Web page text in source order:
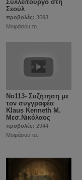
Συλλείτουργο στη
Σεούλ
προβολές: 3693
Μοιράσου το..
No113- Συζήτηση με
τον συγγραφέα
Klaus Kenneth Μ.
Μεσ.Νικόλαος
προβολές: 2944
Μοιράσου το..